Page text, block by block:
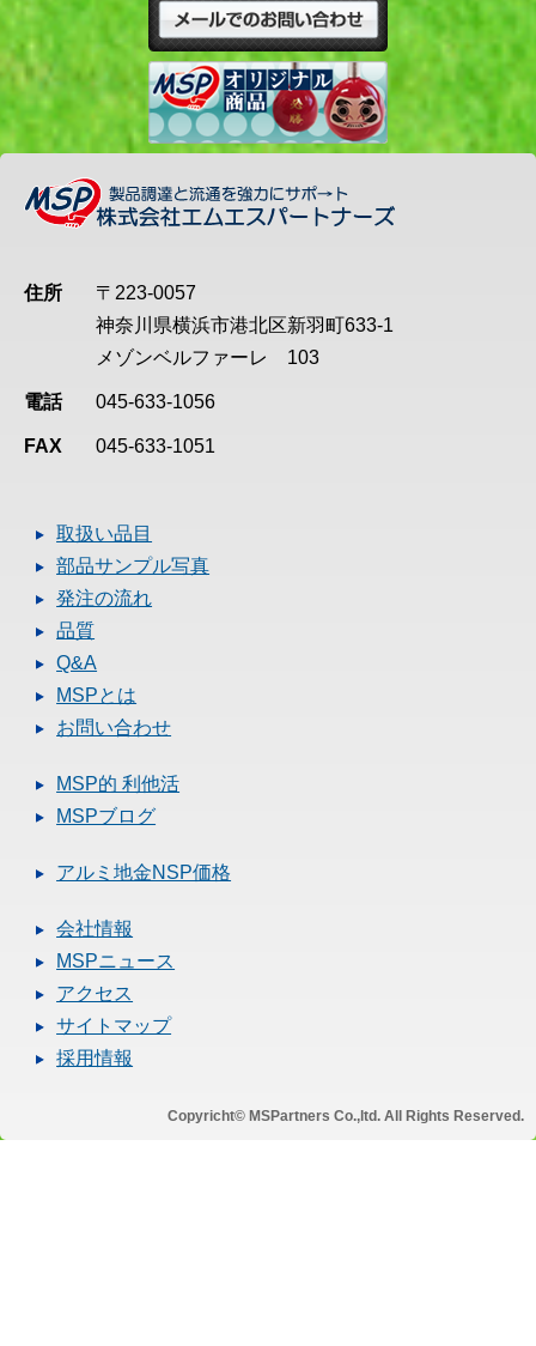
住所
〒223-0057
神奈川県横浜市港北区新羽町633-1
メゾンベルファーレ 103
電話 045-633-1056
FAX 045-633-1051
取扱い品目
部品サンプル写真
発注の流れ
品質
Q&A
MSPとは
お問い合わせ
MSP的 利他活
MSPブログ
アルミ地金NSP価格
会社情報
MSPニュース
アクセス
サイトマップ
採用情報
Copyricht© MSPartners Co.,ltd. All Rights Reserved.